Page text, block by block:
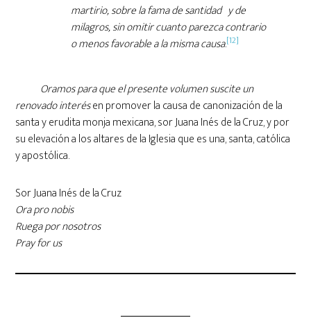
martirio, sobre la fama de santidad y de
milagros, sin omitir cuanto parezca contrario
o menos favorable a la misma causa.[12]
Oramos para que el presente volumen suscite un
renovado interésen promover la causa de canonización de la
santa y erudita monja mexicana, sor Juana Inés de la Cruz, y por
su elevación a los altares de la Iglesia que es una, santa, católica
y apostólica.
Sor Juana Inés de la Cruz
Ora pro nobis
Ruega por nosotros
Pray for us